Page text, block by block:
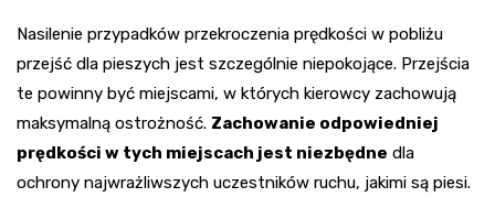
Nasilenie przypadków przekroczenia prędkości w pobliżu
przejść dla pieszych jest szczególnie niepokojące. Przejścia
te powinny być miejscami, w których kierowcy zachowują
maksymalną ostrożność. Zachowanie odpowiedniej
prędkości w tych miejscach jest niezbędne dla
ochrony najwrażliwszych uczestników ruchu, jakimi są piesi.